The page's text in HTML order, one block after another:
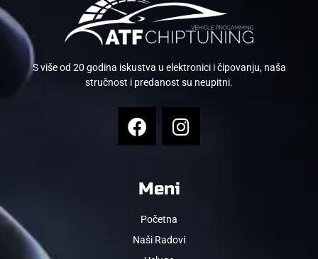
S više od 20 godina iskustva u elektronici i čipovanju, naša
stručnost i predanost su neupitni.
Meni
Početna
Naši Radovi